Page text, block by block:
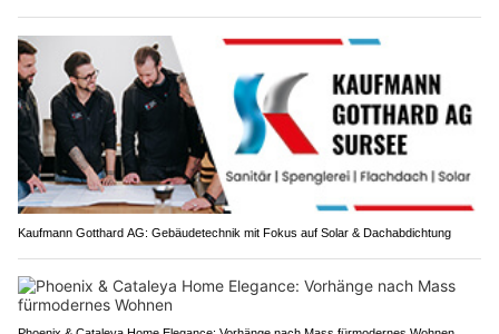
Kaufmann Gotthard AG: Gebäudetechnik mit Fokus auf Solar & Dachabdichtung